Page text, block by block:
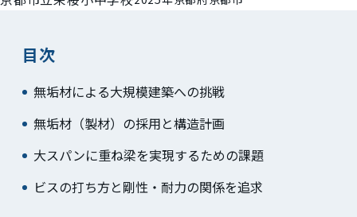
目次
無垢材による大規模建築への挑戦
無垢材（製材）の採用と構造計画
大スパンに重ね梁を実現するための課題
ビスの打ち方と剛性・耐力の関係を追求